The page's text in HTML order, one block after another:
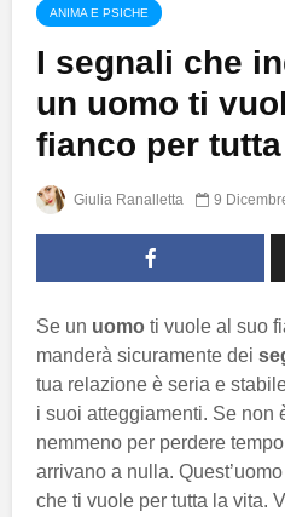
ANIMA E PSICHE
I segnali che
un uomo ti
fianco per
Giulia Ranalletta 9
Se un uomo ti vuole al suo
manderà sicuramente dei
tua relazione è seria e
i suoi atteggiamenti. Se non
nemmeno per perdere
arrivano a nulla.
che ti vuole per tutta la vita.